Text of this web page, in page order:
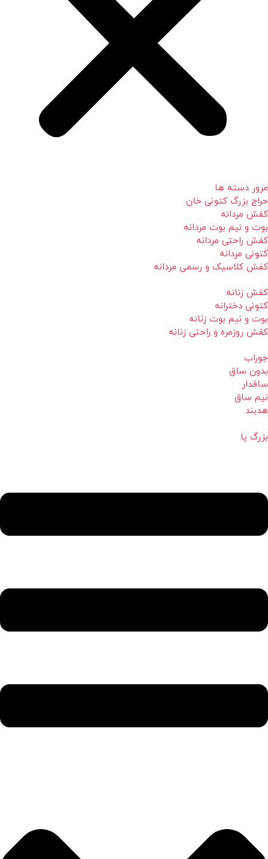
مرور دسته ها
حراج بزرگ کتونی خان
کفش مردانه
بوت و نیم بوت مردانه
کفش راحتی مردانه
کتونی مردانه
کفش کلاسیک و رسمی مردانه
کفش زنانه
کتونی دخترانه
بوت و نیم بوت زنانه
کفش روزمره و راحتی زنانه
جوراب
بدون ساق
ساقدار
نیم ساق
هدبند
بزرگ پا